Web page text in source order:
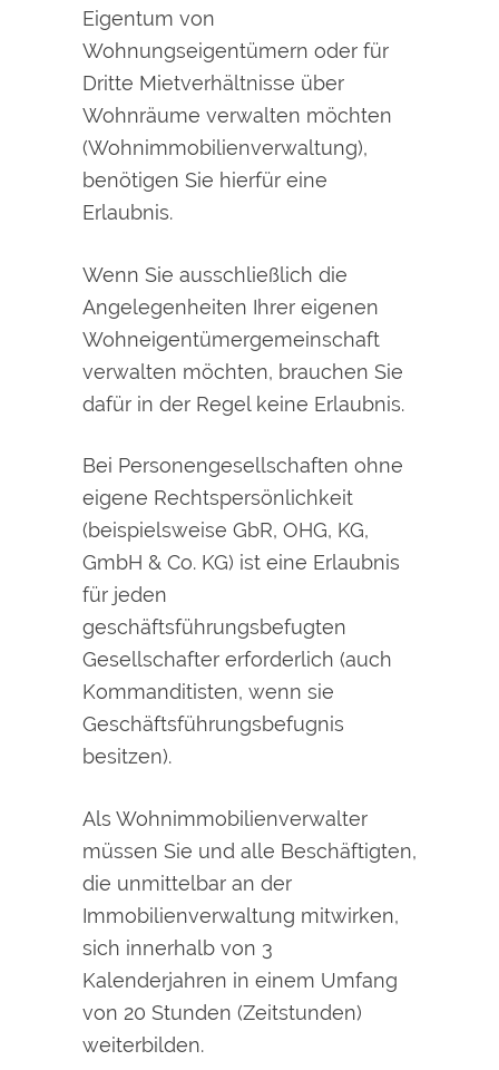
Eigentum von
Wohnungseigentümern oder für
Dritte Mietverhältnisse über
Wohnräume verwalten möchten
(Wohnimmobilienverwaltung),
benötigen Sie hierfür eine
Erlaubnis.
Wenn Sie ausschließlich die
Angelegenheiten Ihrer eigenen
Wohneigentümergemeinschaft
verwalten möchten, brauchen Sie
dafür in der Regel keine Erlaubnis.
Bei Personengesellschaften ohne
eigene Rechtspersönlichkeit
(beispielsweise GbR, OHG, KG,
GmbH & Co. KG) ist eine Erlaubnis
für jeden
geschäftsführungsbefugten
Gesellschafter erforderlich (auch
Kommanditisten, wenn sie
Geschäftsführungsbefugnis
besitzen).
Als Wohnimmobilienverwalter
müssen Sie und alle Beschäftigten,
die unmittelbar an der
Immobilienverwaltung mitwirken,
sich innerhalb von 3
Kalenderjahren in einem Umfang
von 20 Stunden (Zeitstunden)
weiterbilden.